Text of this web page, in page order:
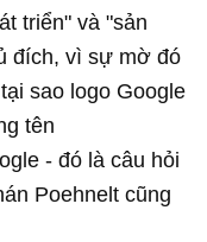
triển" và "sản
đích, vì sự mờ đó
sao logo Google
tên
- đó là câu hỏi
Poehnelt cũng